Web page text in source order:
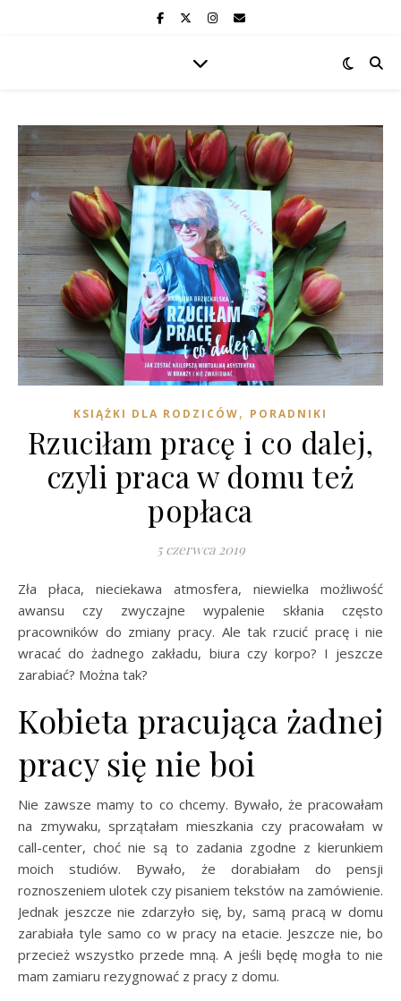
KSIĄŻKI DLA RODZICÓW, PORADNIKI
Rzuciłam pracę i co dalej,
czyli praca w domu też
popłaca
5 czerwca 2019
Zła płaca, nieciekawa atmosfera, niewielka możliwość
awansu czy zwyczajne wypalenie skłania często
pracowników do zmiany pracy. Ale tak rzucić pracę i nie
wracać do żadnego zakładu, biura czy korpo? I jeszcze
zarabiać? Można tak?
Kobieta pracująca żadnej
pracy się nie boi
Nie zawsze mamy to co chcemy. Bywało, że pracowałam
na zmywaku, sprzątałam mieszkania czy pracowałam w
call-center, choć nie są to zadania zgodne z kierunkiem
moich studiów. Bywało, że dorabiałam do pensji
roznoszeniem ulotek czy pisaniem tekstów na zamówienie.
Jednak jeszcze nie zdarzyło się, by, samą pracą w domu
zarabiała tyle samo co w pracy na etacie. Jeszcze nie, bo
przecież wszystko przede mną. A jeśli będę mogła to nie
mam zamiaru rezygnować z pracy z domu.